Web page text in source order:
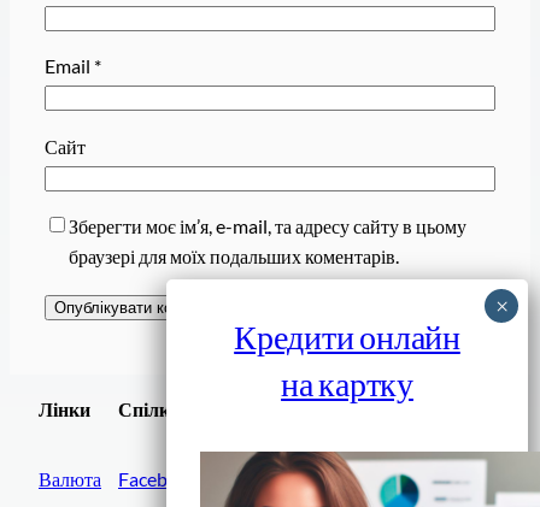
Email *
Сайт
Зберегти моє ім’я, e-mail, та адресу сайту в цьому
браузері для моїх подальших коментарів.
Лінки
Валюта
Спілки
Facebook
Завантажити
Кредити онлайн
на картку